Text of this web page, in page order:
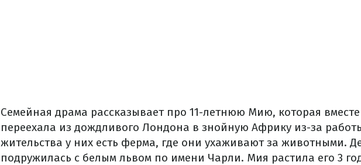
Семейная драма рассказывает про 11-летнюю Мию, которая вместе
переехала из дождливого Лондона в знойную Африку из-за
жительства у них есть ферма, где они ухаживают за животными.
подружилась с белым львом по имени Чарли. Мия растила его 3